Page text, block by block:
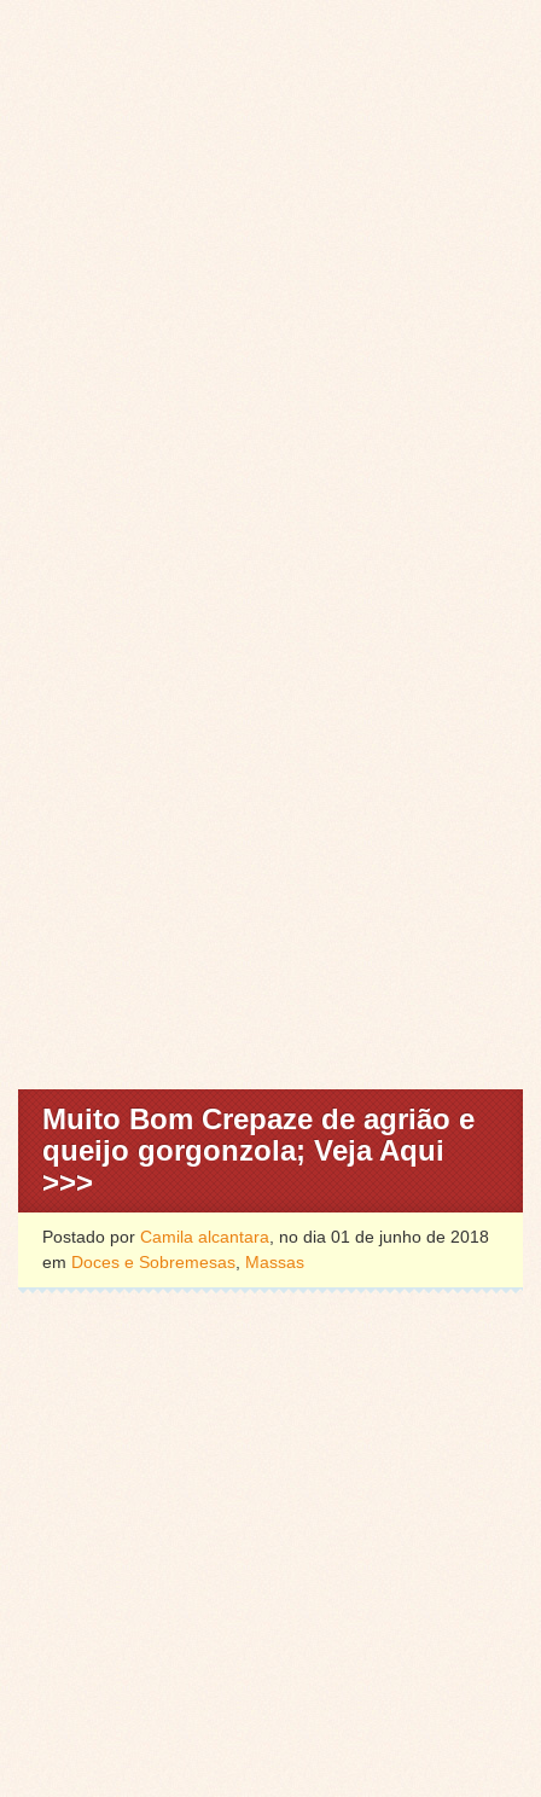
Muito Bom Crepaze de agrião e
queijo gorgonzola; Veja Aqui
>>>
Postado por Camila alcantara, no dia 01 de junho de 2018
em Doces e Sobremesas, Massas